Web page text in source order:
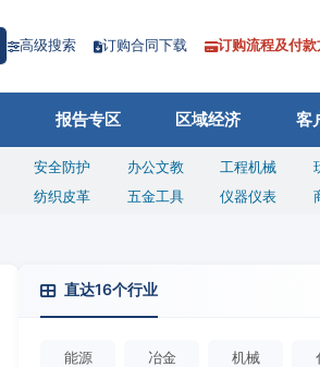
高级搜索 订购合同下载 订购流程及付款
报告专区 区域经济 客
安全防护 办公文教 工程机械
纺织皮革 五金工具 仪器仪表
直达16个行业
能源 冶金 机械